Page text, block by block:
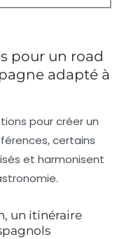
pour un road
adapté à
pour créer un
certains
et harmonisent
un itinéraire